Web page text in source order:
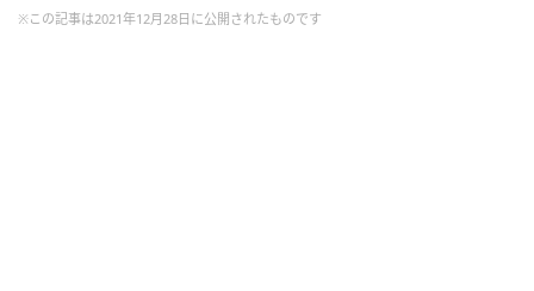
※この記事は2021年12月28日に公開されたものです